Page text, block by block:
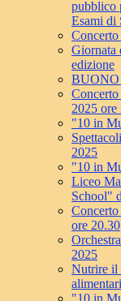
pubblico
Esami di
Giornata
edizione
BUONO
2025 ore
"10 in
2025
"10 in
Liceo
School"
ore 20.30
2025
Nutrire il